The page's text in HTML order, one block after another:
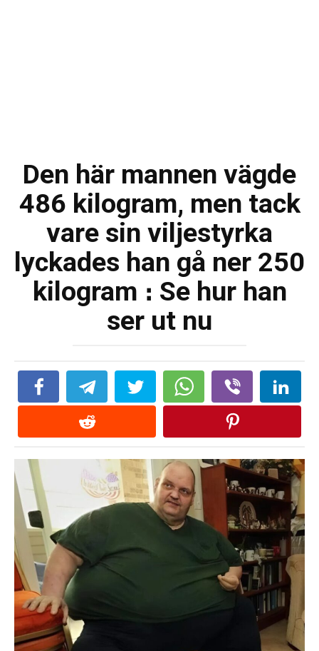
Den här mannen vägde
486 kilogram, men tack
vare sin viljestyrka
lyckades han gå ner 250
kilogram ։ Se hur han
ser ut nu